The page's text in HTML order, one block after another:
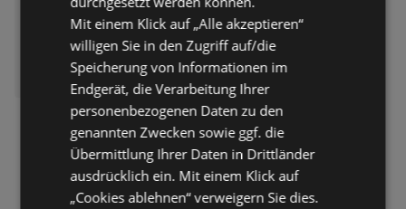
Mit einem Klick auf „Alle akzeptieren“
willigen Sie in den Zugriff auf/die
Speicherung von Informationen im
Endgerät, die Verarbeitung Ihrer
personenbezogenen Daten zu den
genannten Zwecken sowie ggf. die
Übermittlung Ihrer Daten in Drittländer
ausdrücklich ein. Mit einem Klick auf
„Cookies ablehnen“ verweigern Sie dies.